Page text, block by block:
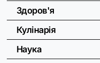
Здоров'я
Кулінарія
Наука